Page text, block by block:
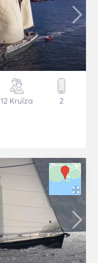
12 Kruīza 2